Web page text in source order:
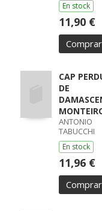
En stock
11,90 €
Comprar
CAP
DE
ANTONIO
TABUCCHI
En stock
11,96 €
Comprar